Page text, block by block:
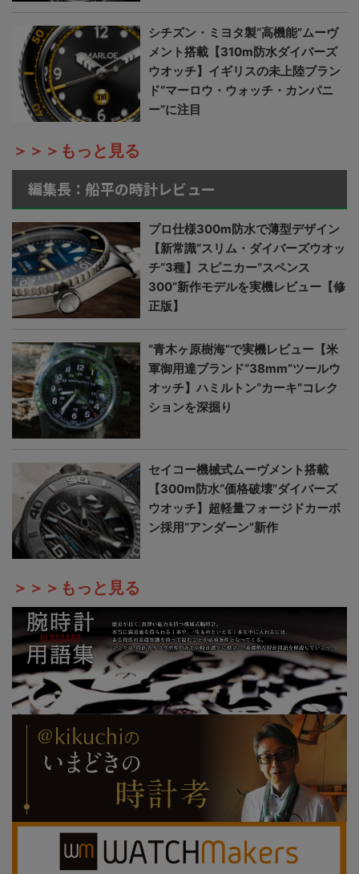
シチズン・ミヨタ製“高機能”ムーヴ
メント搭載【310m防水ダイバーズ
ウオッチ】イギリスの未上陸ブラン
ド“マーロウ・ウォッチ・カンパニ
ー”に注目
＞＞＞もっと見る
編集長：船平の時計レビュー
プロ仕様300m防水で薄型デザイン
【新常識“スリム・ダイバーズウオッ
チ”3種】スピニカー“スペンス
300”新作モデルを実機レビュー【修
正版】
“青木ヶ原樹海”で実機レビュー【米
軍御用達ブランド“38mm”ツールウ
オッチ】ハミルトン“カーキ”コレク
ションを深掘り
セイコー機械式ムーヴメント搭載
【300m防水“価格破壊”ダイバーズ
ウオッチ】超軽量フォージドカーボ
ン採用“アンダーン”新作
＞＞＞もっと見る